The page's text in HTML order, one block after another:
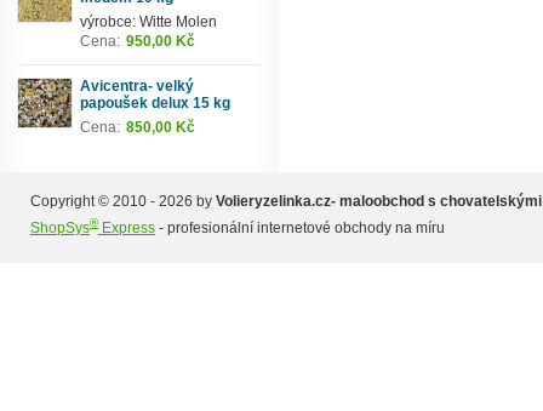
výrobce: Witte Molen
Cena: 950,00 Kč
Avicentra- velký
papoušek delux 15 kg
Cena: 850,00 Kč
Copyright © 2010 - 2026 by Volieryzelinka.cz- maloobchod s
ShopSys®Express - profesionální internetové obchody na míru